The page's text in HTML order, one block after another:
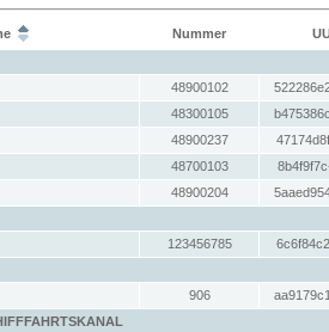
Nummer
48900102
48300105
48900237
48700103
48900204
123456785
906